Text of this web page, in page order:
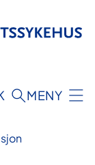
MENY